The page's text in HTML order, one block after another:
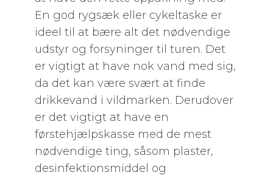
En god rygsæk eller cykeltaske er
ideel til at bære alt det nødvendige
udstyr og forsyninger til turen. Det
er vigtigt at have nok vand med sig,
da det kan være svært at finde
drikkevand i vildmarken. Derudover
er det vigtigt at have en
førstehjælpskasse med de mest
nødvendige ting, såsom plaster,
desinfektionsmiddel og